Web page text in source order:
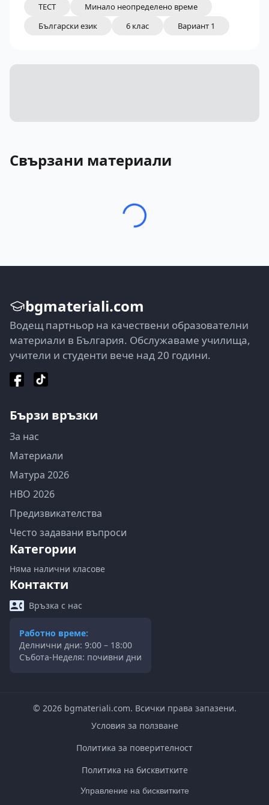
ТЕСТ
Минало неопределено време
Български език
6 клас Вариант 1
Свързани материали
bgmateriali.com
Водещ партньор на качествени образователни
материали в България. Обслужаваме училища,
учители и студенти вече над 20 години.
Бързи връзки
За нас
Материали
Матура 2026
НВО 2026
Предизвикателства
Често задавани въпроси
Категории
Няма налични класове
Контакти
Връзка с нас
Работно време:
Делнични дни: 9:00 – 18:00
Събота-Неделя: почивни дни
© 2026bgmateriali.com. Всички права запазени.
Условия за ползване
Политика за поверителност
Политика на бисквитките
Управление на бисквитките